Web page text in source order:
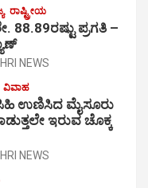
ರಾಷ್ಟ್ರೀಯ
ಪ್ರಗತಿ –
NEWS
ವಿವಾಹ
ಸಿಹಿ ಉಣಿಸಿದ ಮೈಸೂರು
ಇರುವ ಚೊಕ್ಕ
NEWS